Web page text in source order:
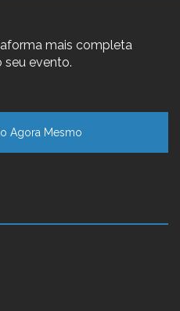
mais completa
seu evento.
Agora Mesmo